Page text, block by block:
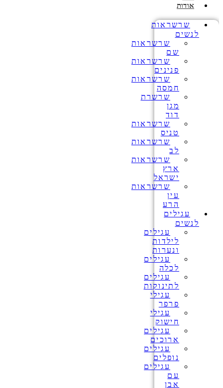
אודות
שרשראות
לנשים
שרשראות
שם
שרשראות
פנינים
שרשראות
חמסה
שרשרת
מגן
דוד
שרשראות
טניס
שרשראות
לב
שרשראות
ארץ
ישראל
שרשראות
עין
הרע
עגילים
לנשים
עגילים
לילדות
ונערות
עגילים
לכלה
עגילים
לתינוקות
עגילי
פרפר
עגילי
חישוק
עגילים
ארוכים
עגילים
נופלים
עגילים
עם
אבן